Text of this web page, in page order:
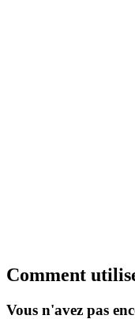
Comment
Vous n'avez pas